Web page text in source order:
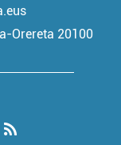
Orereta 20100